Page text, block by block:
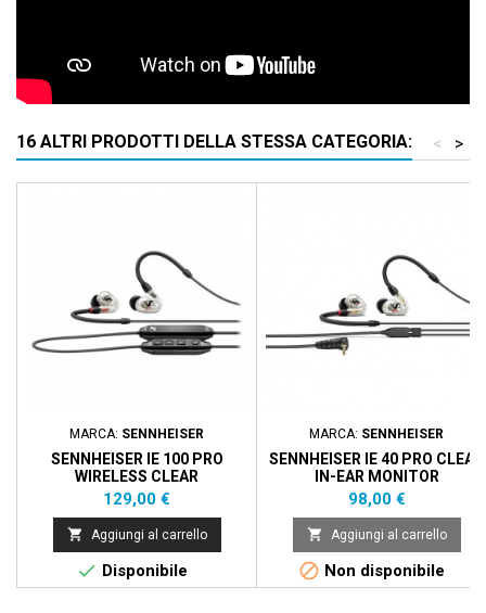
16 ALTRI PRODOTTI DELLA STESSA CATEGORIA: >
<
MARCA: SENNHEISER
SENNHEISER IE 100 PRO
WIRELESS CLEAR
Prezzo
129,00 €
 Aggiungi al carrello
 Disponibile
MARCA: SENNHEISER
SENNHEISER IE 40 PRO CLEAR
IN-EAR MONITOR
Prezzo
98,00 €
 Aggiungi al carrello
 Non disponibile